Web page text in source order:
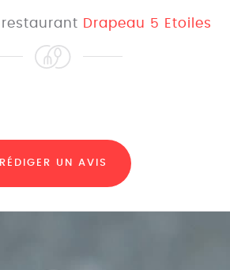
restaurant Drapeau 5 Etoiles
RÉDIGER UN AVIS